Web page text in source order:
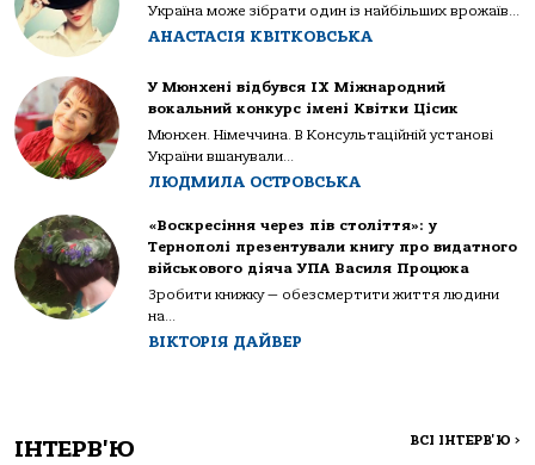
Україна може зібрати один із найбільших врожаїв...
АНАСТАСІЯ КВІТКОВСЬКА
У Мюнхені відбувся IX Міжнародний
вокальний конкурс імені Квітки Цісик
Мюнхен. Німеччина. В Консультаційній установі
України вшанували...
ЛЮДМИЛА ОСТРОВСЬКА
«Воскресіння через пів століття»: у
Тернополі презентували книгу про видатного
військового діяча УПА Василя Процюка
Зробити книжку — обезсмертити життя людини
на...
ВІКТОРІЯ ДАЙВЕР
ІНТЕРВ'Ю ВСІ ІНТЕРВ'Ю >